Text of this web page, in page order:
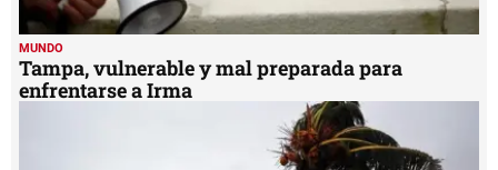
MUNDO
Tampa, vulnerable y mal preparada para
enfrentarse a Irma